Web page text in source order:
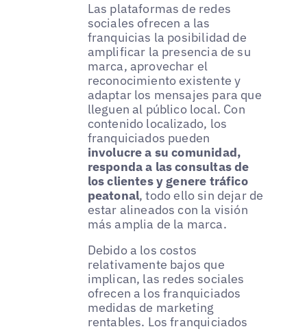
Las plataformas de redes
sociales ofrecen a las
franquicias la posibilidad de
amplificar la presencia de su
marca, aprovechar el
reconocimiento existente y
adaptar los mensajes para que
lleguen al público local. Con
contenido localizado, los
franquiciados pueden
involucre a su comunidad,
responda a las consultas de
los clientes y genere tráfico
peatonal, todo ello sin dejar de
estar alineados con la visión
más amplia de la marca.
Debido a los costos
relativamente bajos que
implican, las redes sociales
ofrecen a los franquiciados
medidas de marketing
rentables. Los franquiciados